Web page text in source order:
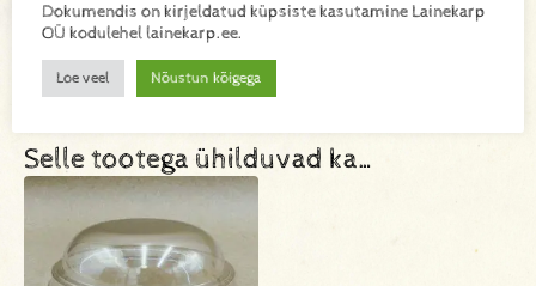
kartong, PET
Selle tootega ühilduvad ka…
Dokumendis on kirjeldatud küpsiste kasutamine Lainekarp
OÜ kodulehel lainekarp.ee.
Loe veel Nõustun kõigega